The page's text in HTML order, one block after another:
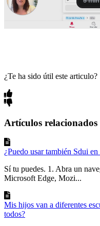
¿Te ha sido útil este articulo?
Artículos relacionados
¿Puedo usar también Sdui
Sí tu puedes. 1. Abra un
Microsoft Edge, Mozi...
Mis hijos van a diferentes
todos?